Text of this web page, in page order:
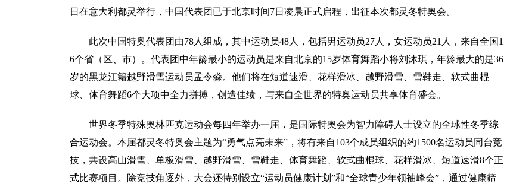
日在意大利都灵举行，中国代表团已于北京时间7日凌晨正式启程，出征本次都灵冬特奥会。
此次中国特奥代表团由78人组成，其中运动员48人，包括男运动员27人，女运动员21人，来自全国1
6个省（区、市）。代表团中年龄最小的运动员是来自北京的15岁体育舞蹈小将刘沐琪，年龄最大的是36
岁的黑龙江籍越野滑雪运动员孟令淼。他们将在短道速滑、花样滑冰、越野滑雪、雪鞋走、软式曲棍
球、体育舞蹈6个大项中全力拼搏，创造佳绩，与来自全世界的特奥运动员共享体育盛会。
世界冬季特殊奥林匹克运动会每四年举办一届，是国际特奥会为智力障碍人士设立的全球性冬季综
合运动会。本届都灵冬特奥会主题为“勇气点亮未来”，将有来自103个成员组织的约1500名运动员同台竞
技，共设高山滑雪、单板滑雪、越野滑雪、雪鞋走、体育舞蹈、软式曲棍球、花样滑冰、短道速滑8个正
式比赛项目。除竞技角逐外，大会还特别设立“运动员健康计划”和“全球青少年领袖峰会”，通过健康筛